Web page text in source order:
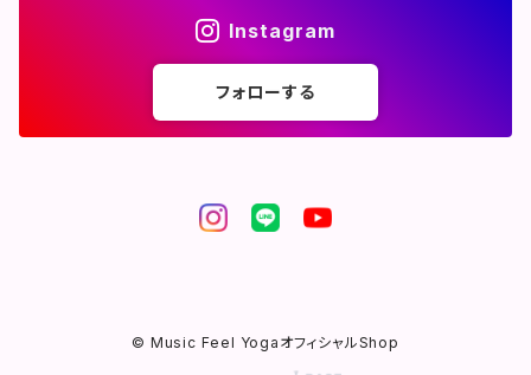
Instagram
フォローする
© Music Feel YogaオフィシャルShop